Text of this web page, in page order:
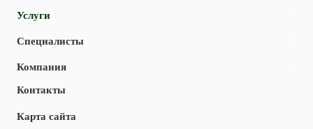
Услуги
Специалисты
Компания
Контакты
Карта сайта